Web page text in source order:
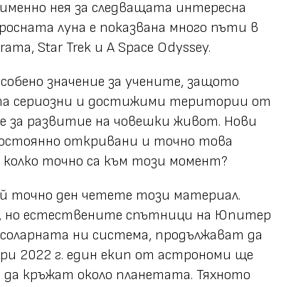
нея за следващата интересна
луна е показвана много пъти в
Star Trek и A Space Odyssey.
значение за учените, защото
сериозни и достижими територии от
за развитие на човешки живот. Нови
откривани и точно това
колко точно са към този момент?
точно ден четете този материал.
но естествените спътници на Юпитер
ни система, продължават да
2022 г. един екип от астрономи ще
кръжат около планетата. Тяхното